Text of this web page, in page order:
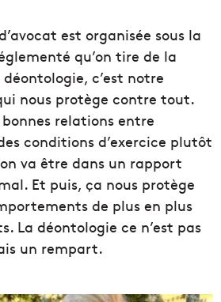
est organisée sous la
qu’on tire de la
c’est notre
nous protège contre tout.
relations entre
conditions d’exercice plutôt
va être dans un rapport
Et puis, ça nous protège
de plus en plus
La déontologie ce n’est pas
un rempart.